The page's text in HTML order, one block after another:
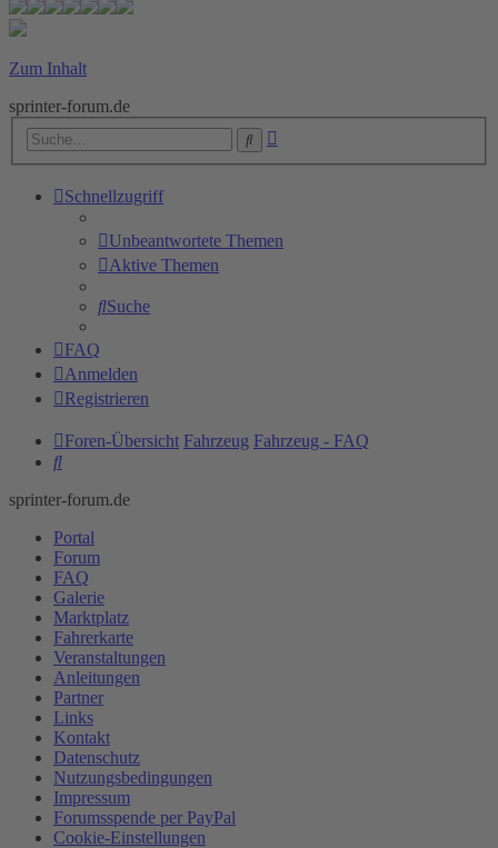
Zum Inhalt
sprinter-forum.de
Suche
Schnellzugriff
Unbeantwortete Themen
Aktive Themen
Suche
FAQ
Anmelden
Registrieren
Foren-Übersicht Fahrzeug Fahrzeug - FAQ
Suche
sprinter-forum.de
Portal
Forum
FAQ
Galerie
Marktplatz
Fahrerkarte
Veranstaltungen
Anleitungen
Partner
Links
Kontakt
Datenschutz
Nutzungsbedingungen
Impressum
Forumsspende per PayPal
Cookie-Einstellungen